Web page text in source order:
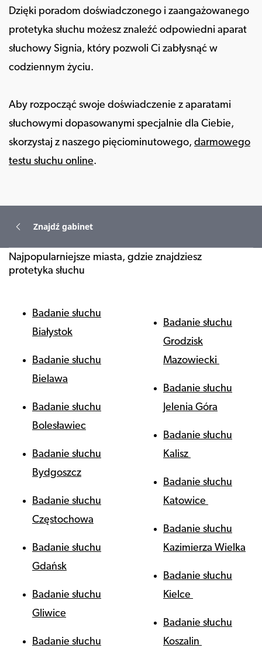
Dzięki poradom doświadczonego i zaangażowanego
protetyka słuchu możesz znaleźć odpowiedni aparat
słuchowy Signia, który pozwoli Ci zabłysnąć w
codziennym życiu.
Aby rozpocząć swoje doświadczenie z aparatami
słuchowymi dopasowanymi specjalnie dla Ciebie,
skorzystaj z naszego pięciominutowego, darmowego
testu słuchu online.
Znajdź gabinet
Najpopularniejsze miasta, gdzie znajdziesz
protetyka słuchu
Badanie słuchu
Białystok
Badanie słuchu
Bielawa
Badanie słuchu
Bolesławiec
Badanie słuchu
Bydgoszcz
Badanie słuchu
Częstochowa
Badanie słuchu
Gdańsk
Badanie słuchu
Gliwice
Badanie słuchu
Badanie słuchu
Grodzisk
Mazowiecki
Badanie słuchu
Jelenia Góra
Badanie słuchu
Kalisz
Badanie słuchu
Katowice
Badanie słuchu
Kazimierza Wielka
Badanie słuchu
Kielce
Badanie słuchu
Koszalin